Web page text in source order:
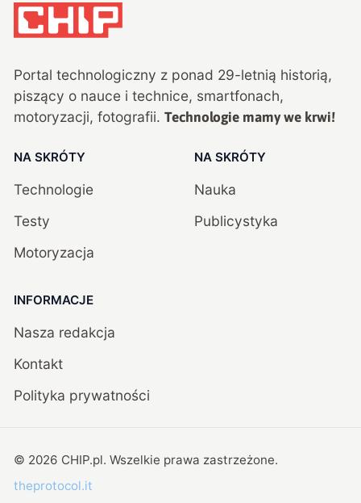
Portal technologiczny z ponad 29-letnią historią,
piszący o nauce i technice, smartfonach,
motoryzacji, fotografii. Technologie mamy we krwi!
NA SKRÓTY
Technologie
Testy
Motoryzacja
NA SKRÓTY
Nauka
Publicystyka
INFORMACJE
Nasza redakcja
Kontakt
Polityka prywatności
© 2026 CHIP.pl. Wszelkie prawa zastrzeżone.
theprotocol.it